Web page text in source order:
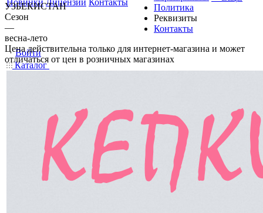
Новинки Лицензии Контакты
Политика
Реквизиты
Контакты
Войти
Каталог
УЗБЕКИСТАН
Сезон
—
весна-лето
Цена действительна только для интернет-магазина и может
отличаться от цен в розничных магазинах